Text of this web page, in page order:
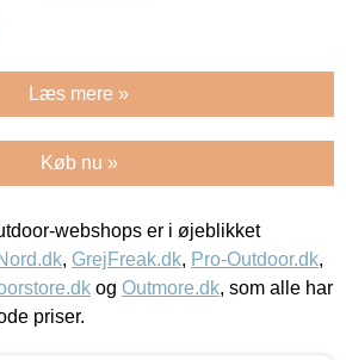
Læs mere »
Køb nu »
webshops er i øjeblikket
, GrejFreak.dk, Pro-Outdoor.dk,
og Outmore.dk, som alle har
priser.